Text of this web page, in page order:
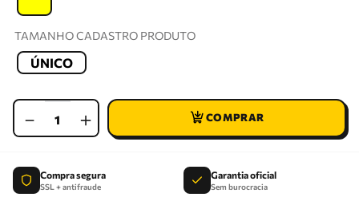
TAMANHO CADASTRO PRODUTO
ÚNICO
＋
－
Compra segura
SSL + antifraude
Garantia oficial
Sem burocracia